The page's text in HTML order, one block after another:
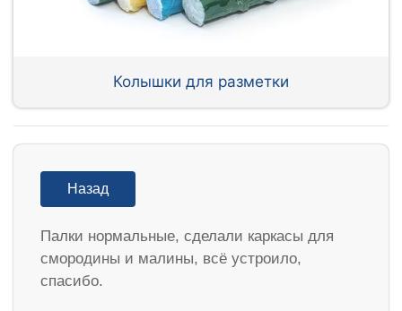
Колышки для разметки
Назад
Палки нормальные, сделали каркасы для
смородины и малины, всё устроило,
спасибо.